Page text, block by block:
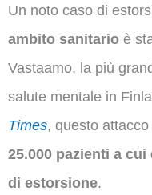
Un noto caso di
ambito sanitario è
Vastaamo, la più
salute mentale in
Times, questo
25.000 pazienti a
di estorsione.